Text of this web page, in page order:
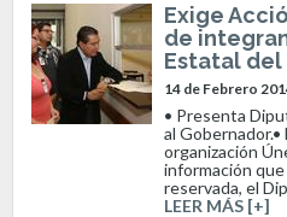
Exige
de
Estatal
14 de Febrero
• Presenta
al Gobernador.•
organización
información
reservada, el
LEER MÁS [+]